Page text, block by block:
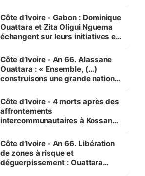
Côte d’Ivoire - Gabon : Dominique
Ouattara et Zita Oligui Nguema
échangent sur leurs initiatives en
enfants
Côte d’Ivoire - An 66. Alassane
Ouattara : « Ensemble, (…)
construisons une grande nation
générations futures »
Côte d’Ivoire - 4 morts après des
affrontements
intercommunautaires à Kossandji
milieu des sinistrés
Côte d’Ivoire - An 66. Libération
de zones à risque et
déguerpissement : Ouattara